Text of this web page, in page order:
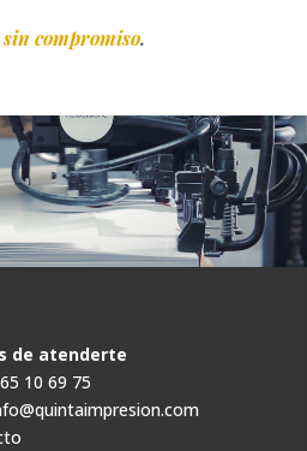
sin compromiso.
Reproductor
de
vídeo
de atenderte
10 69 75